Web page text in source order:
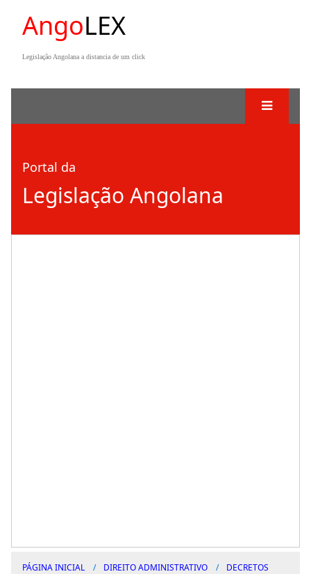
AngoLEX
Legislação Angolana a distancia de um click
Portal da
Legislação Angolana
PÁGINA INICIAL DIREITO ADMINISTRATIVO
DECRETOS